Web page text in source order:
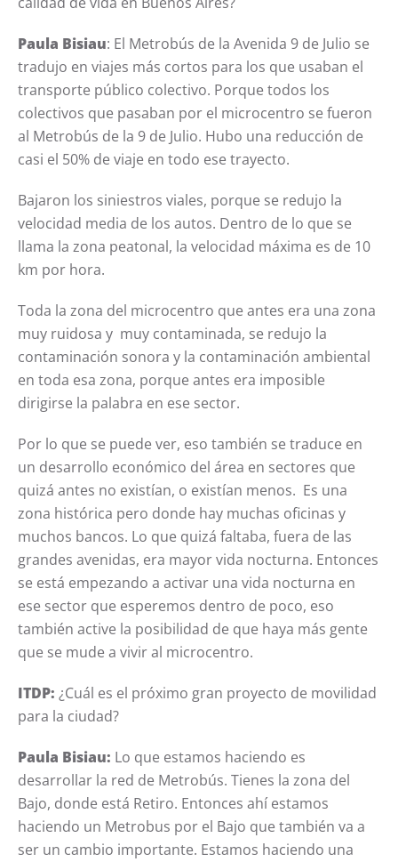
Paula Bisiau: El Metrobús de la Avenida 9 de Julio se
tradujo en viajes más cortos para los que usaban el
transporte público colectivo. Porque todos los
colectivos que pasaban por el microcentro se fueron
al Metrobús de la 9 de Julio. Hubo una reducción de
casi el 50% de viaje en todo ese trayecto.
Bajaron los siniestros viales, porque se redujo la
velocidad media de los autos. Dentro de lo que se
llama la zona peatonal, la velocidad máxima es de 10
km por hora.
Toda la zona del microcentro que antes era una zona
muy ruidosa y muy contaminada, se redujo la
contaminación sonora y la contaminación ambiental
en toda esa zona, porque antes era imposible
dirigirse la palabra en ese sector.
Por lo que se puede ver, eso también se traduce en
un desarrollo económico del área en sectores que
quizá antes no existían, o existían menos. Es una
zona histórica pero donde hay muchas oficinas y
muchos bancos. Lo que quizá faltaba, fuera de las
grandes avenidas, era mayor vida nocturna. Entonces
se está empezando a activar una vida nocturna en
ese sector que esperemos dentro de poco, eso
también active la posibilidad de que haya más gente
que se mude a vivir al microcentro.
ITDP: ¿Cuál es el próximo gran proyecto de movilidad
para la ciudad?
Paula Bisiau: Lo que estamos haciendo es
desarrollar la red de Metrobús. Tienes la zona del
Bajo, donde está Retiro. Entonces ahí estamos
haciendo un Metrobus por el Bajo que también va a
ser un cambio importante. Estamos haciendo una